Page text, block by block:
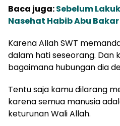
Baca juga:Sebelum
Nasehat Habib Abu
Karena Allah SWT
dalam hati seseorang. Dan
bagaimana hubungan dia
Tentu saja kamu dilarang
karena semua manusia
keturunan Wali Allah.